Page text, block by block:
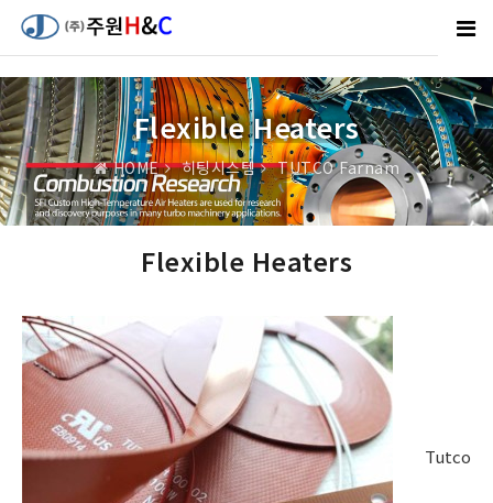
Flexible Heaters
HOME 히팅시스템 TUTCO Farnam
Flexible Heaters
Tutco